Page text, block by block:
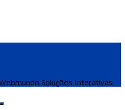
Soluções Interativas